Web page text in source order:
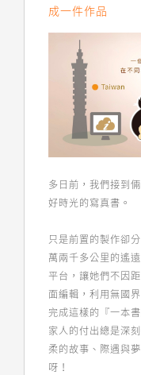
成一件作品
多日前，我們接到
好時光的寫真書。
只是前置的製作卻
萬兩千多公里的遙
平台，讓她們不因
面編輯，利用無國
完成這樣的『一本
家人的付出總是深
柔的故事、際遇與
呀！